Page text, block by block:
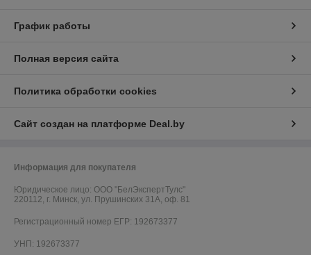
График работы
Полная версия сайта
Политика обработки cookies
Сайт создан на платформе Deal.by
Информация для покупателя
Юридическое лицо: ООО "БелЭкспертТулс"
220112, г. Минск, ул. Прушинских 31А, оф. 81
Регистрационный номер ЕГР: 192673377
УНП: 192673377